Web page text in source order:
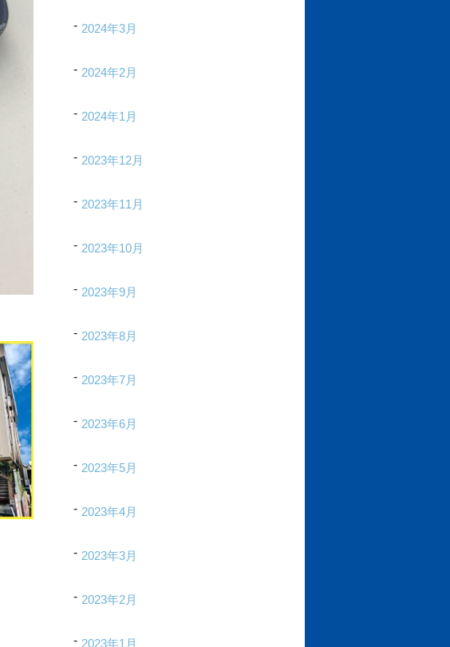
2024年3月
2024年2月
2024年1月
2023年12月
2023年11月
2023年10月
2023年9月
2023年8月
2023年7月
2023年6月
2023年5月
2023年4月
2023年3月
2023年2月
2023年1月